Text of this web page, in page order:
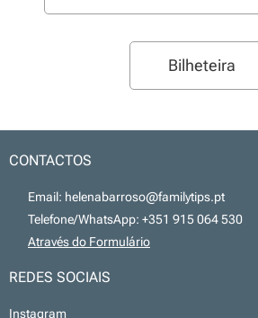
Bilheteira
CONTACTOS
📧 Email: helenabarroso@familytips.pt
📞 Telefone/WhatsApp: +351 915 064 530
Através do Formulário
REDES SOCIAIS
Instagram